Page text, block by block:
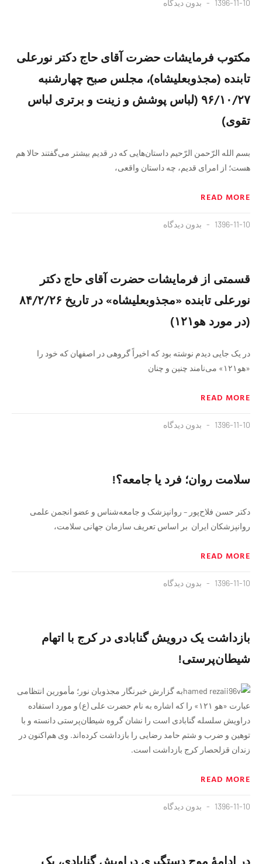
1396-11-10 بدون دیدگاه
مکتوب فرمایشات حضرت آقای حاج دکتر نورعلی
تابنده (مجذوبعلیشاه)، مجلس صبح چهارشنبه
۹۶/۱۰/۲۷ (لباس پوشش و زینت و برتری لباس
تقوی)
بسم الله الرّحمن الرّحیم داستان‌هایی که در قدیم بیشتر می‌گفتند حالا هم
هست؛ از امرای قدیم، چه داستان واقعی،
READ MORE
1396-11-10 بدون دیدگاه
قسمتی از فرمایشات حضرت آقای حاج دکتر
نورعلی تابنده «مجذوبعلیشاه» در تاریخ ۸۴/۲/۲۶
(در مورد هو۱۲۱)
در یک جایی دیدم نوشته بود که اخیراً گروهی در اصفهان که خود را
«هو۱۲۱» می‌نامند چنین و چنان
READ MORE
1396-11-10 بدون دیدگاه
سلامت روان؛ فرد یا جامعه؟!
دکتر حسن فلاح‌پور – روانپزشک و جامعه‌شناس و عضو انجمن علمی
روانپزشکان ایران بر اساس تعریف سازمان جهانی سلامت،
READ MORE
1396-11-10 بدون دیدگاه
بازداشت یک درویش گنابادی در کرج با اتهام
شيطان‌پرستى!
به گزارش خبرنگار مجذوبان نور؛ مأمورین انتظامی
عبارت «هو ١٢١» را كه اشاره به نام حضرت على (ع) و مورد استفاده
دراويش سلسله گنابادى است را نشان گروه شیطان‌پرستی دانسته و با
توهین و ضرب و شتم حامد رضایی را بازداشت کرده‌اند. وی هم‌اكنون در
زندان قزلحصار کرج بازداشت است.
READ MORE
1396-11-10 بدون دیدگاه